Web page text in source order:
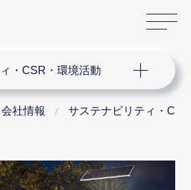
・CSR・環境活動
会社情報 サステナビリティ・